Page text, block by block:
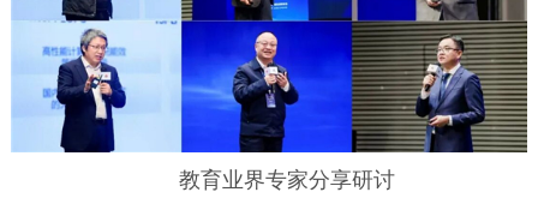
教育业界专家分享研讨